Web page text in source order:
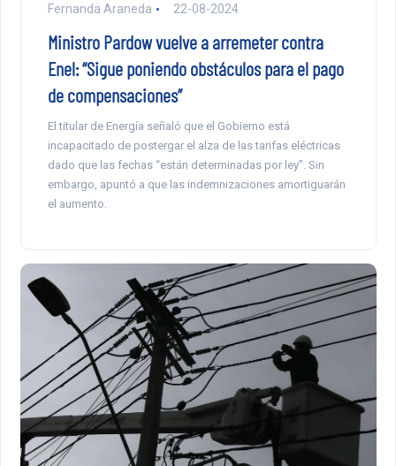
Fernanda Araneda 22-08-2024
Ministro Pardow vuelve a arremeter contra
Enel: “Sigue poniendo obstáculos para el pago
de compensaciones”
El titular de Energía señaló que el Gobierno está
incapacitado de postergar el alza de las tarifas eléctricas
dado que las fechas “están determinadas por ley”. Sin
embargo, apuntó a que las indemnizaciones amortiguarán
el aumento.